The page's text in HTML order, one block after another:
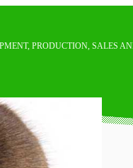
PRODUCTION, SALES